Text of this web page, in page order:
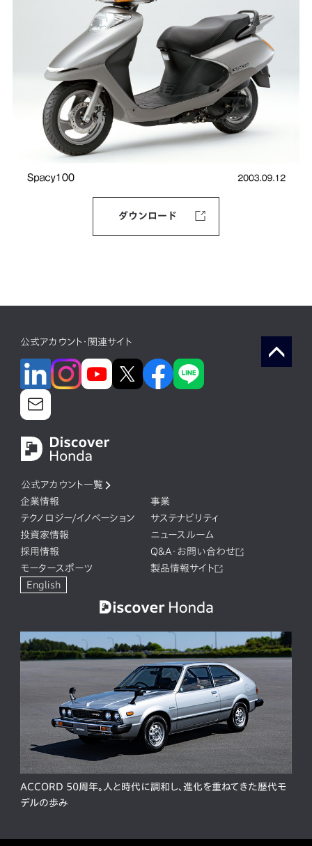
ダウンロード
公式アカウント・関連サイト
公式アカウント一覧
企業情報
事業
テクノロジー/イノベーション
サステナビリティ
投資家情報
ニュースルーム
採用情報
Q&A・お問い合わせ
モータースポーツ
製品情報サイト
English
ACCORD 50周年。人と時代に調和し、進化を重ねてきた歴代モ
デルの歩み